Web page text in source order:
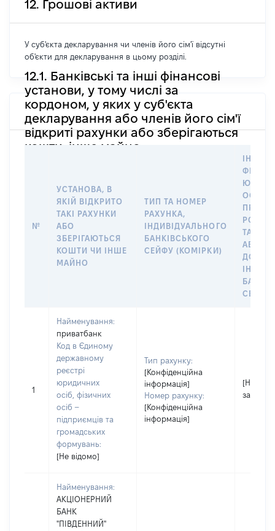
12. Грошові активи
У суб'єкта декларування чи членів його сім'ї відсутні
об'єкти для декларування в цьому розділі.
12.1. Банківські та інші фінансові
установи, у тому числі за
кордоном, у яких у суб'єкта
декларування або членів його сім'ї
відкриті рахунки або зберігаються
кошти, інше майно
№
УСТАНОВА, В
ЯКІЙ ВІДКРИТО
ТАКІ РАХУНКИ
АБО
ЗБЕРІГАЮТЬСЯ
КОШТИ ЧИ ІНШЕ
МАЙНО
ТИП ТА НОМЕР
РАХУНКА,
ІНДИВІДУАЛЬНОГО
БАНКІВСЬКОГО
СЕЙФУ (КОМІРКИ)
ПРАВО
ТАКИМ
АБО
ДО
СЕЙФУ
1
Найменування:
приватбанк
Код в Єдиному
державному
реєстрі
юридичних
осіб, фізичних
осіб –
підприємців та
громадських
формувань:
[Не відомо]
Тип рахунку:
[Конфіденційна
інформація]
Номер рахунку:
[Конфіденційна
інформація]
[Не
Найменування:
АКЦІОНЕРНИЙ
БАНК
"ПІВДЕННИЙ"